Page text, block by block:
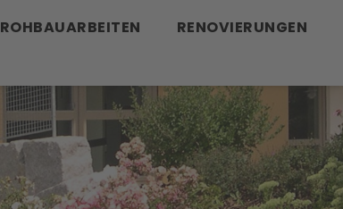
ROHBAUARBEITEN RENOVIERUNGEN